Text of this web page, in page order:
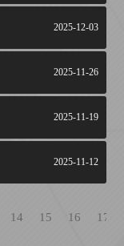
2025-12-03
2025-11-26
2025-11-19
2025-11-12
14 15 16 17